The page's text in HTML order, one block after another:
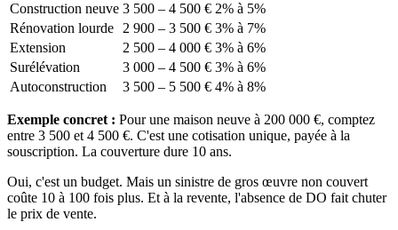
Construction neuve 3 500 – 4 500 € 2% à 5%
Rénovation lourde
2 900 – 3 500 € 3% à 7%
Extension
2 500 – 4 000 € 3% à 6%
Surélévation
3 000 – 4 500 € 3% à 6%
Autoconstruction
3 500 – 5 500 € 4% à 8%
Exemple concret : Pour une maison neuve à 200 000 €, comptez
entre 3 500 et 4 500 €. C'est une cotisation unique, payée à la
souscription. La couverture dure 10 ans.
Oui, c'est un budget. Mais un sinistre de gros œuvre non couvert
coûte 10 à 100 fois plus. Et à la revente, l'absence de DO fait chuter
le prix de vente.